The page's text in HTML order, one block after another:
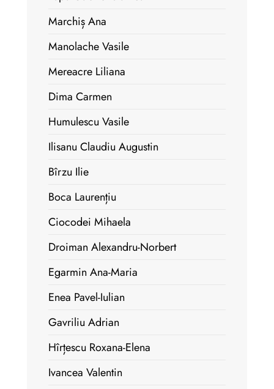
Marchiș Ana
Manolache Vasile
Mereacre Liliana
Dima Carmen
Humulescu Vasile
Ilisanu Claudiu Augustin
Bîrzu Ilie
Boca Laurențiu
Ciocodei Mihaela
Droiman Alexandru-Norbert
Egarmin Ana-Maria
Enea Pavel-Iulian
Gavriliu Adrian
Hîrțescu Roxana-Elena
Ivancea Valentin